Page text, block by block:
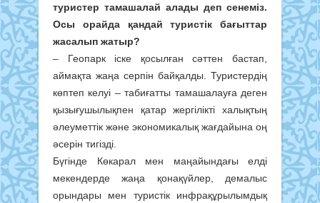
туристер тамашалай алады деп сенеміз.
Осы орайда қандай туристік бағыттар
жасалып жатыр?
– Геопарк іске қосылған сәттен бастап,
аймақта жаңа серпін байқалды. Туристердің
көптеп келуі – табиғатты тамашалауға деген
қызығушылықпен қатар жергілікті халықтың
әлеуметтік және экономикалық жағдайына оң
әсерін тигізді.
Бүгінде Көкарал мен маңайындағы елді
мекендерде жаңа қонақүйлер, демалыс
орындары мен туристік инфрақұрылымдық